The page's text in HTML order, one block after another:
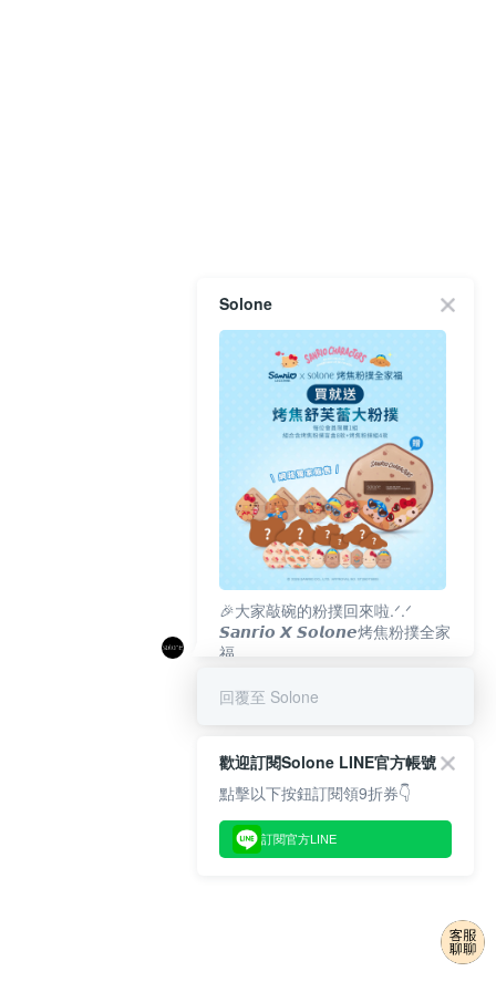
Solone
🎉大家敲碗的粉撲回來啦.ᐟ‪‪.ᐟ
𝙎𝙖𝙣𝙧𝙞𝙤 𝙓 𝙎𝙤𝙡𝙤𝙣𝙚烤焦粉撲全家
福
回覆至 Solone
歡迎訂閱Solone LINE官方帳號
點擊以下按鈕訂閱領9折券👇
訂閱官方LINE